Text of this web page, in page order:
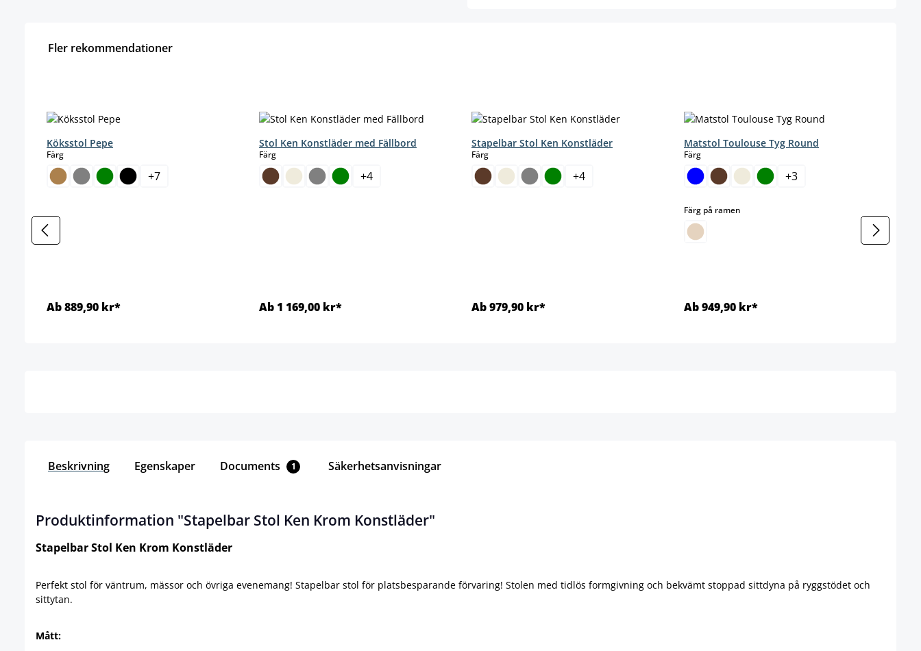
Fler rekommendationer
Köksstol Pepe
Färgselect
+7
Ab 889,90 kr*
Stol Ken Konstläder med Fällbord
Färgselect
+4
Ab 1 169,00 kr*
Stapelbar Stol Ken Konstläder
Färgselect
+4
Ab 979,90 kr*
Matstol Toulouse Tyg Round
Färgselect
+3
Färg på ramen
Ab 949,90 kr*
Beskrivning Egenskaper Documents 1 Säkerhetsanvisningar
Produktinformation "Stapelbar Stol Ken Krom Konstläder"
Stapelbar Stol Ken Krom Konstläder
Perfekt stol för väntrum, mässor och övriga evenemang! Stapelbar stol för platsbesparande förvaring! Stolen med tidlös formgivning och bekvämt stoppad sittdyna på ryggstödet och
sittytan.
Mått: